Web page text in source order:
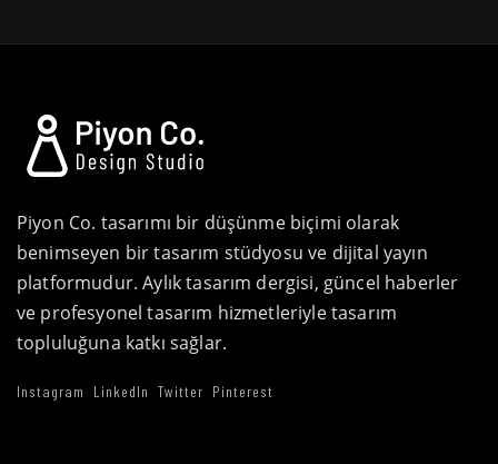
Piyon Co. tasarımı bir düşünme biçimi olarak
benimseyen bir tasarım stüdyosu ve dijital yayın
platformudur. Aylık tasarım dergisi, güncel haberler
ve profesyonel tasarım hizmetleriyle tasarım
topluluğuna katkı sağlar.
Instagram LinkedIn Twitter Pinterest